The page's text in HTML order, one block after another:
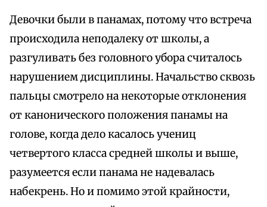
Девочки были в панамах, потому что встреча
происходила неподалеку от школы, а
разгуливать без головного убора считалось
нарушением дисциплины. Начальство сквозь
пальцы смотрело на некоторые отклонения
от канонического положения панамы на
голове, когда дело касалось учениц
четвертого класса средней школы и выше,
разумеется если панама не надевалась
набекрень. Но и помимо этой крайности,